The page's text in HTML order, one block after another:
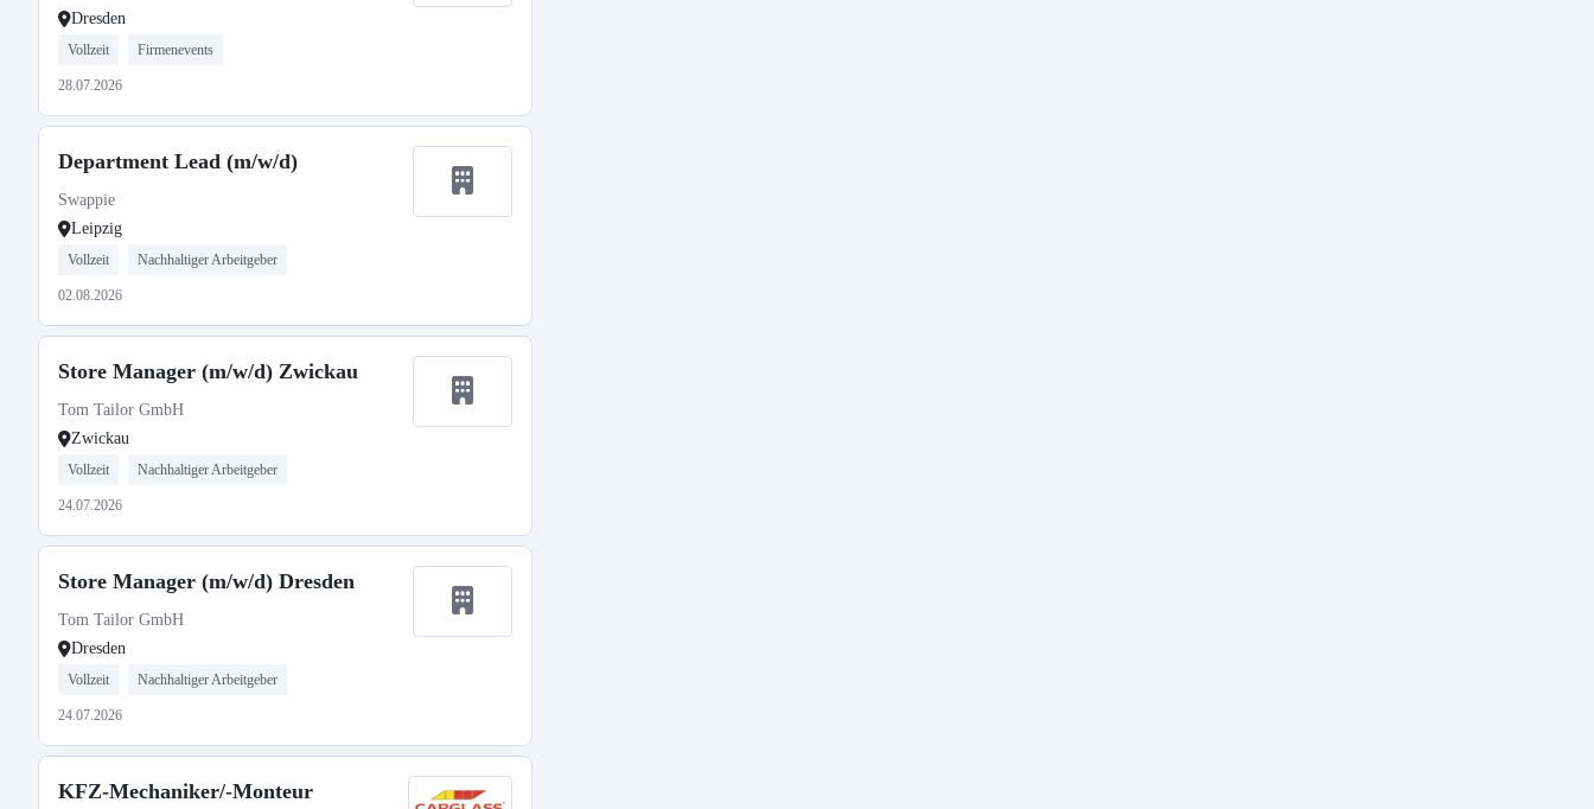
Dresden
Vollzeit Firmenevents
28.07.2026
Department Lead (m/w/d)
Swappie
Leipzig
Vollzeit Nachhaltiger Arbeitgeber
02.08.2026
Store Manager (m/w/d) Zwickau
Tom Tailor GmbH
Zwickau
Vollzeit Nachhaltiger Arbeitgeber
24.07.2026
Store Manager (m/w/d) Dresden
Tom Tailor GmbH
Dresden
Vollzeit Nachhaltiger Arbeitgeber
24.07.2026
KFZ-Mechaniker/-Monteur